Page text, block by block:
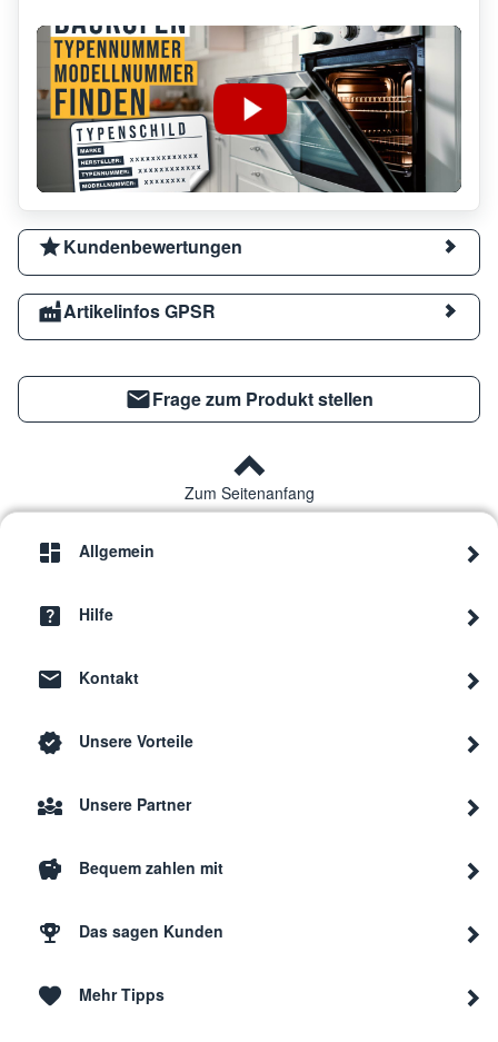
Kundenbewertungen
Artikelinfos GPSR
Frage zum Produkt stellen
Zum Seitenanfang
Allgemein
Hilfe
Kontakt
Unsere Vorteile
Unsere Partner
Bequem zahlen mit
Das sagen Kunden
Mehr Tipps